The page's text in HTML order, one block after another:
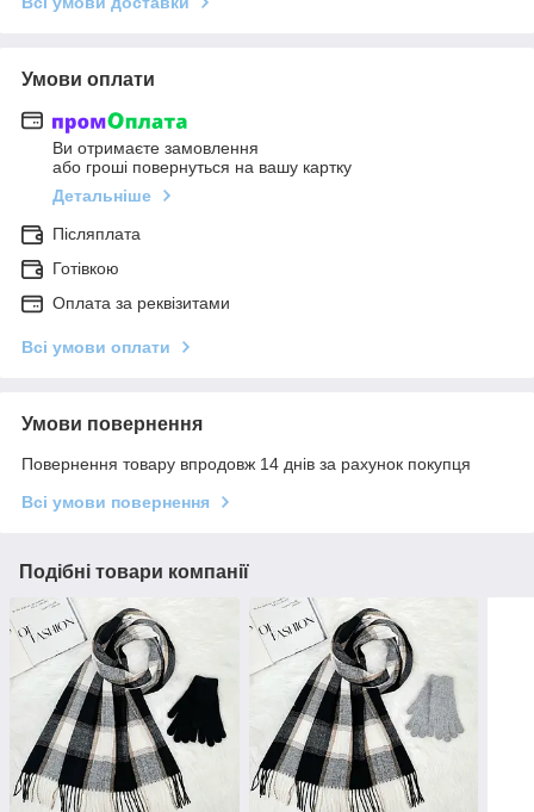
Умови оплати
Ви отримаєте замовлення
або гроші повернуться на вашу картку
Детальніше
Післяплата
Готівкою
Оплата за реквізитами
Всі умови оплати
Умови повернення
Повернення товару впродовж 14 днів за рахунок покупця
Всі умови повернення
Подібні товари компанії